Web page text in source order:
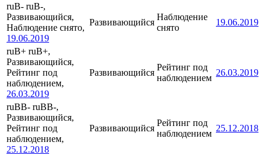
ruB- ruB-,
Развивающийся,
Наблюдение снято,
19.06.2019
Развивающийся
Наблюдение
снято
19.06.2019
ruB+ ruB+,
Развивающийся,
Рейтинг под
наблюдением,
26.03.2019
Развивающийся
Рейтинг под
наблюдением
26.03.2019
ruBB- ruBB-,
Развивающийся,
Рейтинг под
наблюдением,
25.12.2018
Развивающийся
Рейтинг под
наблюдением
25.12.2018